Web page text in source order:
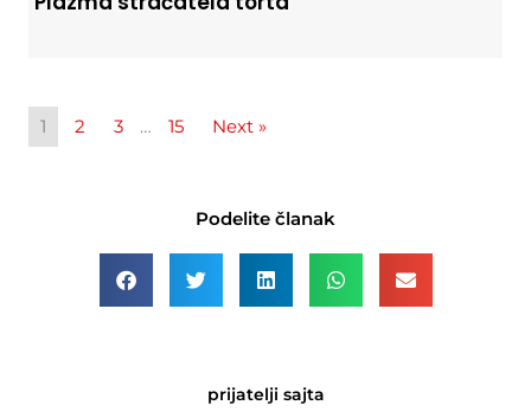
1 2 3 … 15 Next »
Podelite članak
prijatelji sajta